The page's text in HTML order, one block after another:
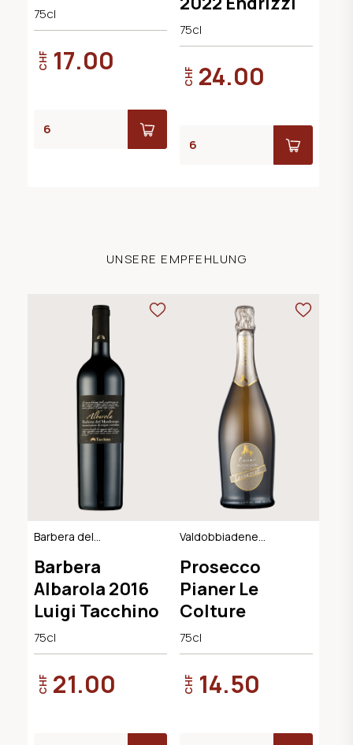
75cl
CHF 17.00
75cl
CHF 24.00
UNSERE EMPFEHLUNG
Barbera del
Barbera
Albarola 2016
Luigi Tacchino
75cl
CHF 21.00
Valdobbiadene
Prosecco
Pianer Le
Colture
75cl
CHF 14.50